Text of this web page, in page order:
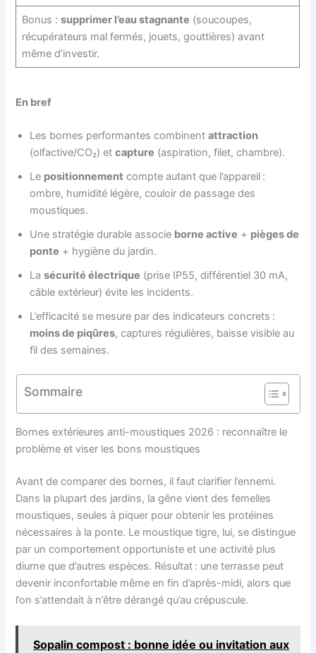
Bonus : supprimer l’eau stagnante (soucoupes,
récupérateurs mal fermés, jouets, gouttières) avant
même d’investir.
En bref
Les bornes performantes combinentattraction
(olfactive/CO₂) etcapture (aspiration, filet, chambre).
Le positionnement compte autant que l’appareil :
ombre, humidité légère, couloir de passage des
moustiques.
Une stratégie durable associe borne active + pièges de
ponte + hygiène du jardin.
Lasécurité électrique (prise IP55, différentiel 30 mA,
câble extérieur) évite les incidents.
L’efficacité se mesure par des indicateurs concrets :
moins de piqûres, captures régulières, baisse visible au
fil des semaines.
Sommaire
Bornes extérieures anti-moustiques 2026 : reconnaître le
problème et viser les bons moustiques
Avant de comparer des bornes, il faut clarifier l’ennemi.
Dans la plupart des jardins, la gêne vient des femelles
moustiques, seules à piquer pour obtenir les protéines
nécessaires à la ponte. Le moustique tigre, lui, se distingue
par un comportement opportuniste et une activité plus
diurne que d’autres espèces. Résultat : une terrasse peut
devenir inconfortable même en fin d’après-midi, alors que
l’on s’attendait à n’être dérangé qu’au crépuscule.
Sopalin compost : bonne idée ou invitation aux